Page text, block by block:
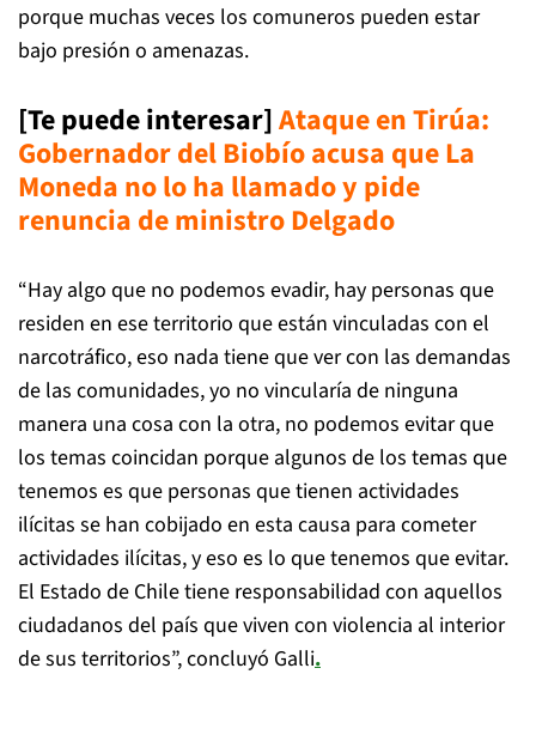
porque muchas veces los comuneros pueden estar
bajo presión o amenazas.
[Te puede interesar]Ataque en Tirúa:
Gobernador del Biobío acusa que La
Moneda no lo ha llamado y pide
renuncia de ministro Delgado
“Hay algo que no podemos evadir, hay personas que
residen en ese territorio que están vinculadas con el
narcotráfico, eso nada tiene que ver con las demandas
de las comunidades, yo no vincularía de ninguna
manera una cosa con la otra, no podemos evitar que
los temas coincidan porque algunos de los temas que
tenemos es que personas que tienen actividades
ilícitas se han cobijado en esta causa para cometer
actividades ilícitas, y eso es lo que tenemos que evitar.
El Estado de Chile tiene responsabilidad con aquellos
ciudadanos del país que viven con violencia al interior
de sus territorios”, concluyó Galli.